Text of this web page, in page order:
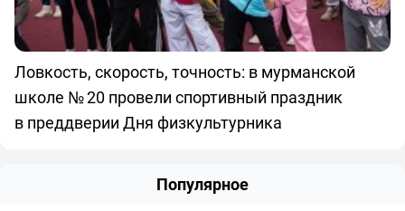
Ловкость, скорость, точность: в мурманской
школе № 20 провели спортивный праздник
в преддверии Дня физкультурника
Популярное